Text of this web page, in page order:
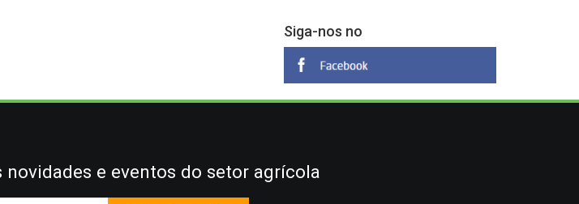
Siga-nos no
e eventos do setor agrícola